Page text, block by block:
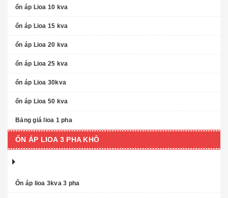
ổn áp Lioa 10 kva
ổn áp Lioa 15 kva
ổn áp Lioa 20 kva
ổn áp Lioa 25 kva
ổn áp Lioa 30kva
ổn áp Lioa 50 kva
Bảng giá lioa 1 pha
ỔN ÁP LIOA 3 PHA KHÔ
Ổn áp lioa 3kva 3 pha